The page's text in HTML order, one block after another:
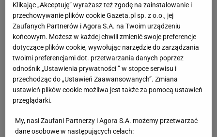
Klikając „Akceptuję” wyrażasz też zgodę na zainstalowanie i
przechowywanie plików cookie Gazeta.pl sp. z o.o., jej
Zaufanych Partnerów i Agora S.A. na Twoim urządzeniu
końcowym. Możesz w każdej chwili zmienić swoje preferencje
dotyczące plików cookie, wywołując narzędzie do zarządzania
twoimi preferencjami dot. przetwarzania danych poprzez
odnośnik „Ustawienia prywatności ” w stopce serwisu i
przechodząc do „Ustawień Zaawansowanych”. Zmiana
ustawień plików cookie możliwa jest także za pomocą ustawień
przeglądarki.
My, nasi Zaufani Partnerzy i Agora S.A. możemy przetwarzać
dane osobowe w następujących celach: